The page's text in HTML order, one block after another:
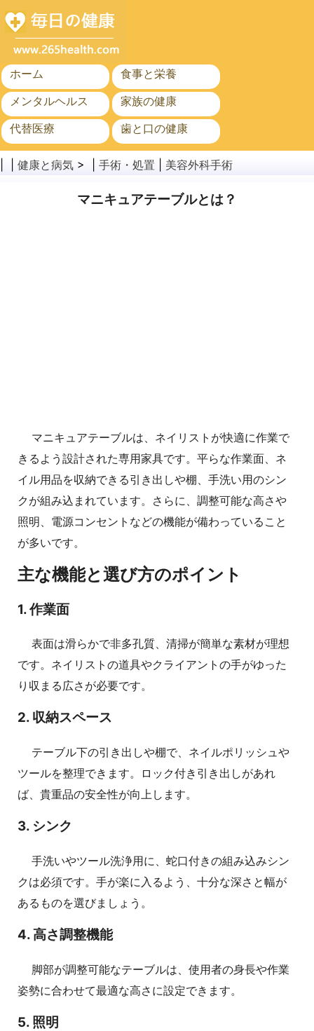
ホーム
食事と栄養
メンタルヘルス
家族の健康
代替医療
歯と口の健康
がん
公衆衛生
健康と病気 > | 手術・処置 美容外科手術
マニキュアテーブルとは？
マニキュアテーブルは、ネイリストが快適に作業で
きるよう設計された専用家具です。平らな作業面、ネ
イル用品を収納できる引き出しや棚、手洗い用のシン
クが組み込まれています。さらに、調整可能な高さや
照明、電源コンセントなどの機能が備わっていること
が多いです。
主な機能と選び方のポイント
1. 作業面
表面は滑らかで非多孔質、清掃が簡単な素材が理想
です。ネイリストの道具やクライアントの手がゆった
り収まる広さが必要です。
2. 収納スペース
テーブル下の引き出しや棚で、ネイルポリッシュや
ツールを整理できます。ロック付き引き出しがあれ
ば、貴重品の安全性が向上します。
3. シンク
手洗いやツール洗浄用に、蛇口付きの組み込みシン
クは必須です。手が楽に入るよう、十分な深さと幅が
あるものを選びましょう。
4. 高さ調整機能
脚部が調整可能なテーブルは、使用者の身長や作業
姿勢に合わせて最適な高さに設定できます。
5. 照明